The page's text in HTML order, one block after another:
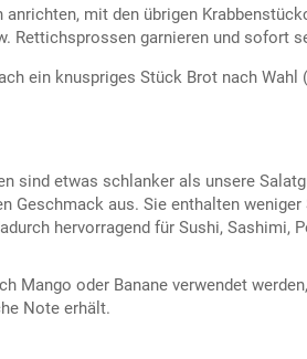
anrichten, mit den übrigen
Rettichsprossen garnieren und sofort
ein knuspriges Stück Brot nach Wahl
sind etwas schlanker als unsere
Geschmack aus. Sie enthalten weniger
hervorragend für Sushi, Sashimi,
Mango oder Banane verwendet
Note erhält.